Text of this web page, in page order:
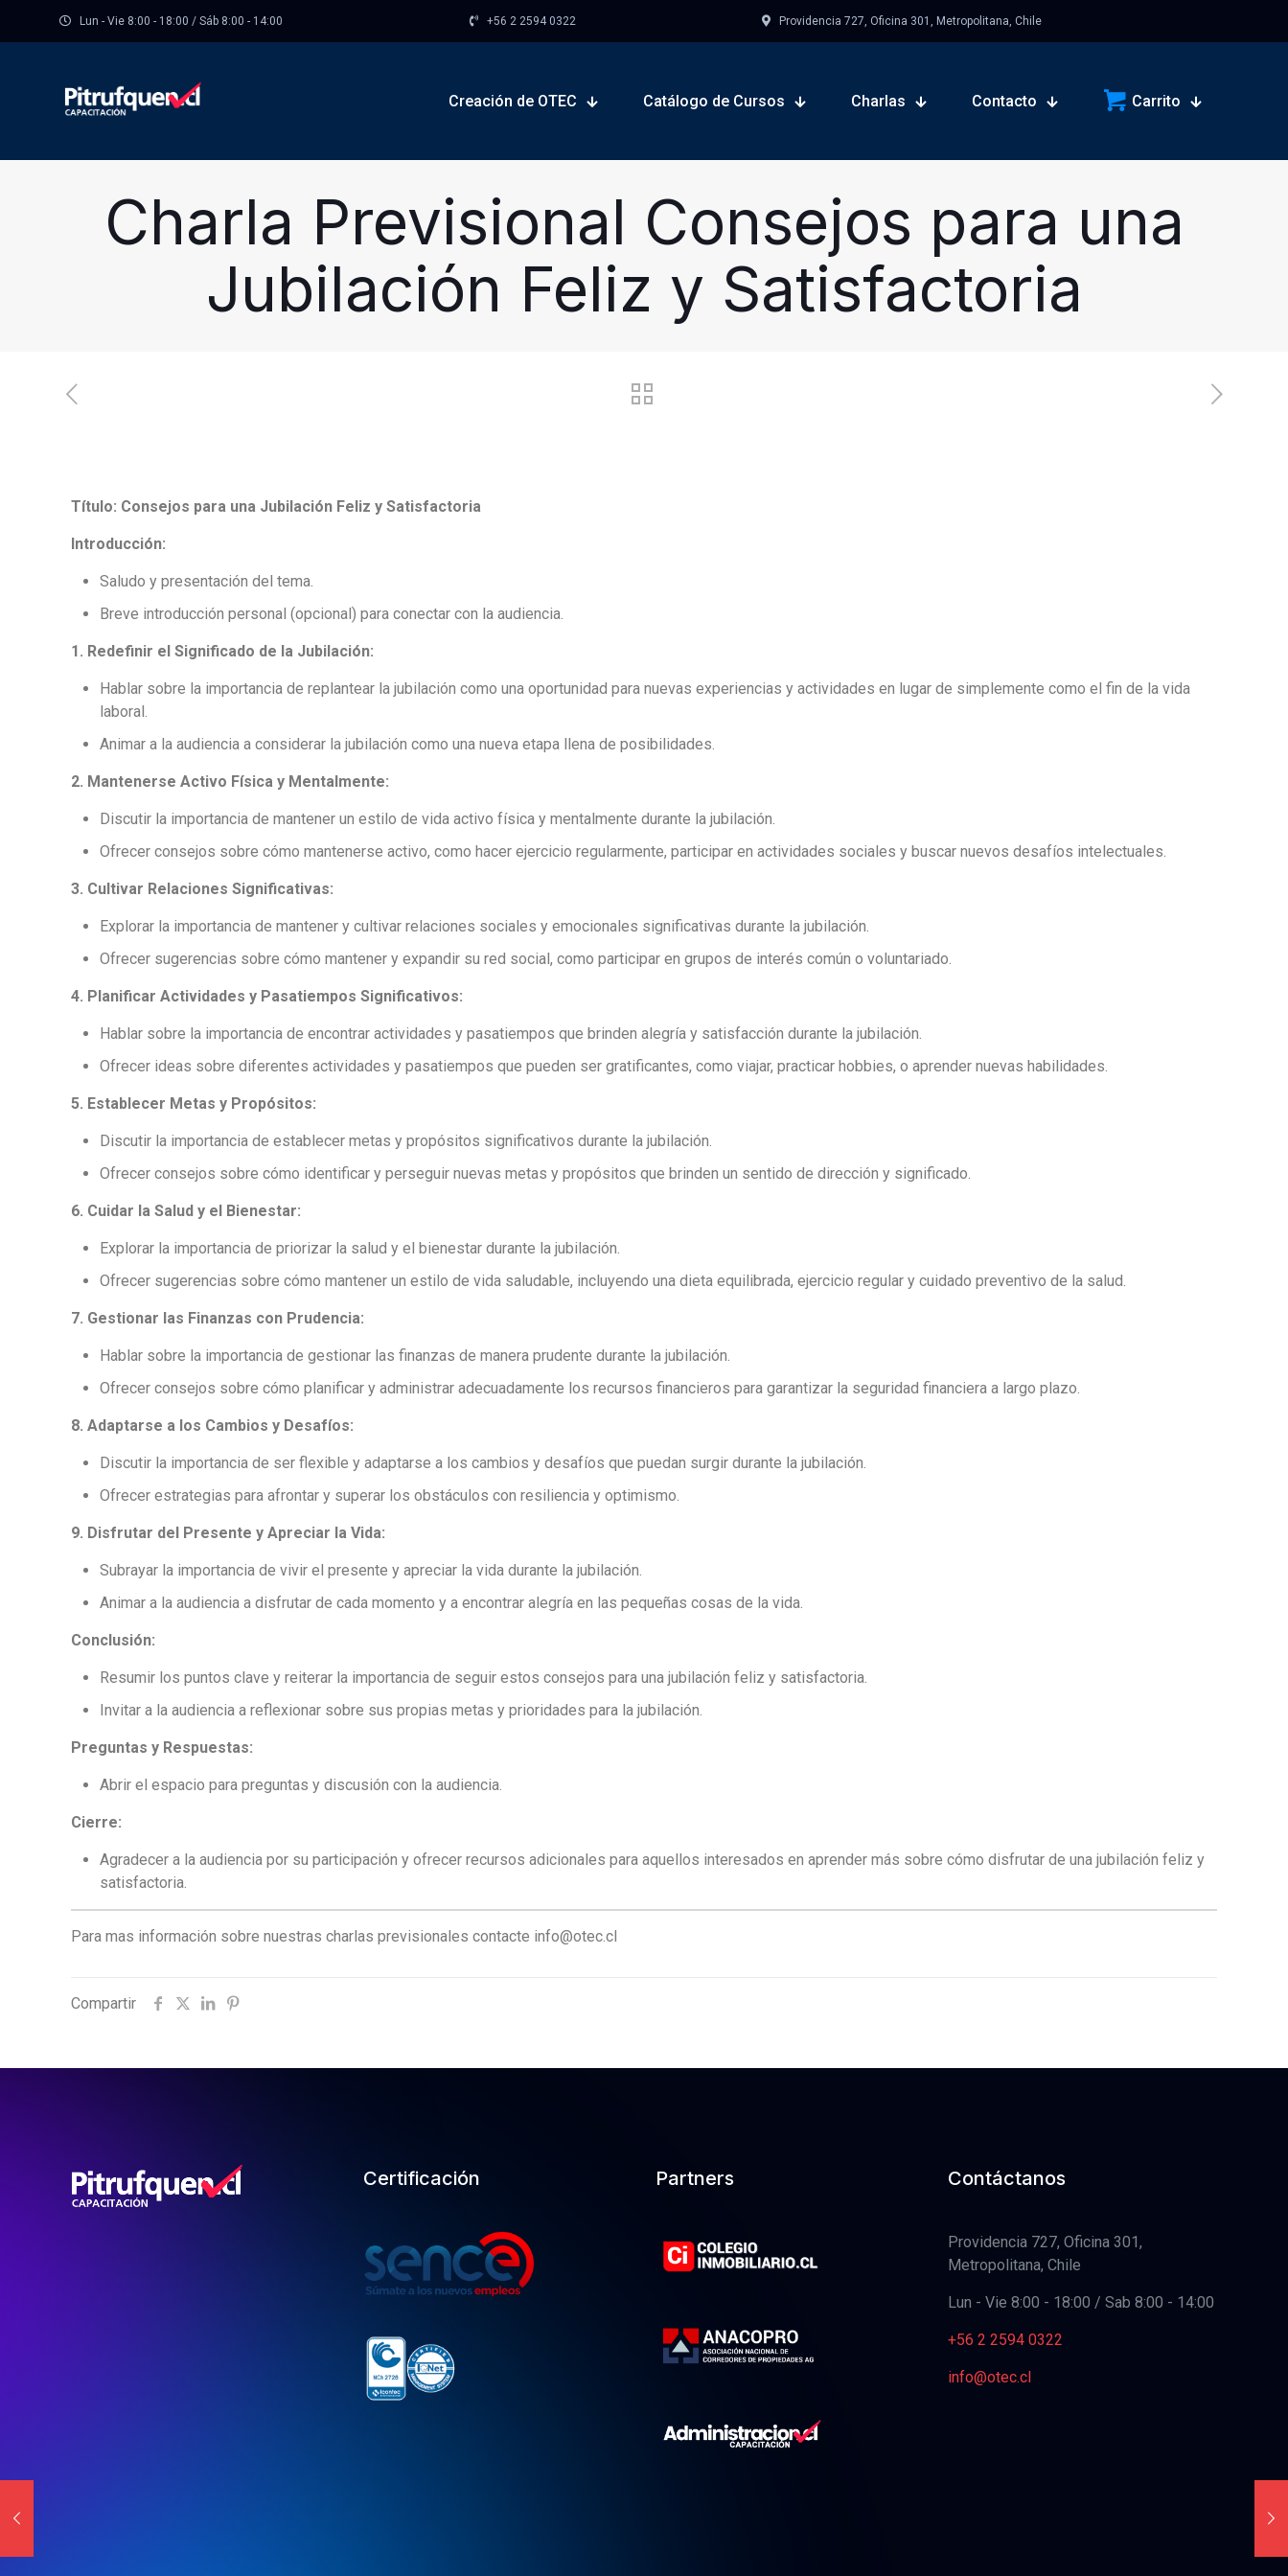
Lun - Vie 8:00 - 18:00 / Sáb 8:00 - 14:00 +56 2 2594 0322 Providencia 727, Oficina 301, Metropolitana, Chile
Creación de OTEC Catálogo de Cursos Charlas Contacto Carrito
Charla Previsional Consejos para una
Jubilación Feliz y Satisfactoria
Título: Consejos para una Jubilación Feliz y Satisfactoria
Introducción:
Saludo y presentación del tema.
Breve introducción personal (opcional) para conectar con la audiencia.
1. Redefinir el Significado de la Jubilación:
Hablar sobre la importancia de replantear la jubilación como una oportunidad para nuevas experiencias y actividades en lugar de simplemente como el fin de la vida
laboral.
Animar a la audiencia a considerar la jubilación como una nueva etapa llena de posibilidades.
2. Mantenerse Activo Física y Mentalmente:
Discutir la importancia de mantener un estilo de vida activo física y mentalmente durante la jubilación.
Ofrecer consejos sobre cómo mantenerse activo, como hacer ejercicio regularmente, participar en actividades sociales y buscar nuevos desafíos intelectuales.
3. Cultivar Relaciones Significativas:
Explorar la importancia de mantener y cultivar relaciones sociales y emocionales significativas durante la jubilación.
Ofrecer sugerencias sobre cómo mantener y expandir su red social, como participar en grupos de interés común o voluntariado.
4. Planificar Actividades y Pasatiempos Significativos:
Hablar sobre la importancia de encontrar actividades y pasatiempos que brinden alegría y satisfacción durante la jubilación.
Ofrecer ideas sobre diferentes actividades y pasatiempos que pueden ser gratificantes, como viajar, practicar hobbies, o aprender nuevas habilidades.
5. Establecer Metas y Propósitos:
Discutir la importancia de establecer metas y propósitos significativos durante la jubilación.
Ofrecer consejos sobre cómo identificar y perseguir nuevas metas y propósitos que brinden un sentido de dirección y significado.
6. Cuidar la Salud y el Bienestar:
Explorar la importancia de priorizar la salud y el bienestar durante la jubilación.
Ofrecer sugerencias sobre cómo mantener un estilo de vida saludable, incluyendo una dieta equilibrada, ejercicio regular y cuidado preventivo de la salud.
7. Gestionar las Finanzas con Prudencia:
Hablar sobre la importancia de gestionar las finanzas de manera prudente durante la jubilación.
Ofrecer consejos sobre cómo planificar y administrar adecuadamente los recursos financieros para garantizar la seguridad financiera a largo plazo.
8. Adaptarse a los Cambios y Desafíos:
Discutir la importancia de ser flexible y adaptarse a los cambios y desafíos que puedan surgir durante la jubilación.
Ofrecer estrategias para afrontar y superar los obstáculos con resiliencia y optimismo.
9. Disfrutar del Presente y Apreciar la Vida:
Subrayar la importancia de vivir el presente y apreciar la vida durante la jubilación.
Animar a la audiencia a disfrutar de cada momento y a encontrar alegría en las pequeñas cosas de la vida.
Conclusión:
Resumir los puntos clave y reiterar la importancia de seguir estos consejos para una jubilación feliz y satisfactoria.
Invitar a la audiencia a reflexionar sobre sus propias metas y prioridades para la jubilación.
Preguntas y Respuestas:
Abrir el espacio para preguntas y discusión con la audiencia.
Cierre:
Agradecer a la audiencia por su participación y ofrecer recursos adicionales para aquellos interesados en aprender más sobre cómo disfrutar de una jubilación feliz y
satisfactoria.
Para mas información sobre nuestras charlas previsionales contacte info@otec.cl
Compartir
Certificación Partners Contáctanos
Providencia 727, Oficina 301,
Metropolitana, Chile
Lun - Vie 8:00 - 18:00 / Sab 8:00 - 14:00
+56 2 2594 0322
info@otec.cl